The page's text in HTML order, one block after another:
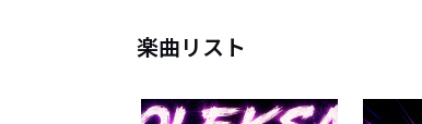
楽曲リスト